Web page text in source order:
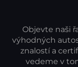
Objevte naši
výhodných
znalostí a
vedeme v